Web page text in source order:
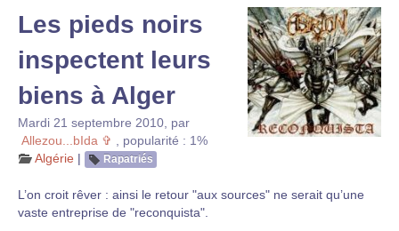
Les pieds noirs
inspectent leurs
biens à Alger
Mardi 21 septembre 2010 par
Allezou...bIda ✞
popularité : 1%
Algérie | Rapatriés
L’on croit rêver : ainsi le retour "aux sources" ne serait qu’une
vaste entreprise de "reconquista".